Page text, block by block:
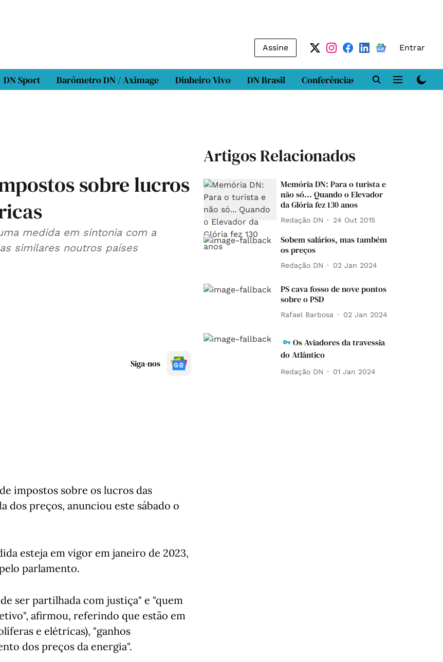
Assine Entrar
DN Sport Barómetro DN / Aximage Dinheiro Vivo DN Brasil Conferências DN LAB
sobre lucros
medida em sintonia com a
similares noutros países
Siga-nos
impostos sobre os lucros das
dos preços, anunciou este sábado o
esteja em vigor em janeiro de 2023,
parlamento.
ser partilhada com justiça" e "quem
afirmou, referindo que estão em
e elétricas), "ganhos
dos preços da energia".
Artigos Relacionados
Memória DN: Para o turista e
não só... Quando o Elevador
da Glória fez 130 anos
Redação DN 24 Out 2015
Sobem salários, mas também
os preços
Redação DN 02 Jan 2024
PS cava fosso de nove pontos
sobre o PSD
Rafael Barbosa 02 Jan 2024
Os Aviadores da travessia
do Atlântico
Redação DN 01 Jan 2024